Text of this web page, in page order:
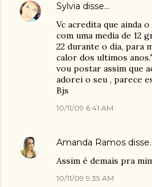
Sylvia disse…
Vc acredita que ainda
com uma media de 12
22 durante o dia, para
calor dos ultimos
vou postar assim que
adorei o seu , parece
Bjs
10/11/09 6:41 AM
Amanda Ramos
Assim é demais pra
10/11/09 9:35 AM